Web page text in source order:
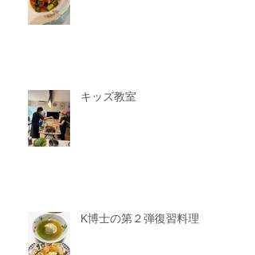
キッズ教室
K博士の第２弾復習料理